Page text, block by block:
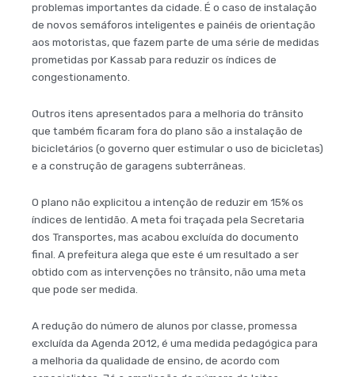
problemas importantes da cidade. É o caso de instalação
de novos semáforos inteligentes e painéis de orientação
aos motoristas, que fazem parte de uma série de medidas
prometidas por Kassab para reduzir os índices de
congestionamento.
Outros itens apresentados para a melhoria do trânsito
que também ficaram fora do plano são a instalação de
bicicletários (o governo quer estimular o uso de bicicletas)
e a construção de garagens subterrâneas.
O plano não explicitou a intenção de reduzir em 15% os
índices de lentidão. A meta foi traçada pela Secretaria
dos Transportes, mas acabou excluída do documento
final. A prefeitura alega que este é um resultado a ser
obtido com as intervenções no trânsito, não uma meta
que pode ser medida.
A redução do número de alunos por classe, promessa
excluída da Agenda 2012, é uma medida pedagógica para
a melhoria da qualidade de ensino, de acordo com